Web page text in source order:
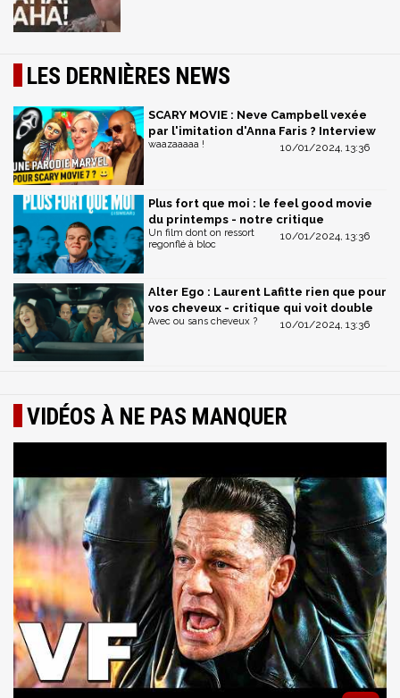
LES DERNIÈRES NEWS
SCARY MOVIE : Neve Campbell vexée
par l'imitation d'Anna Faris ? Interview
10/01/2024, 13:36
waazaaaaa !
Plus fort que moi : le feel good movie
du printemps - notre critique
10/01/2024, 13:36
Un film dont on ressort
regonflé à bloc
Alter Ego : Laurent Lafitte rien que pour
vos cheveux - critique qui voit double
10/01/2024, 13:36
Avec ou sans cheveux ?
VIDÉOS À NE PAS MANQUER